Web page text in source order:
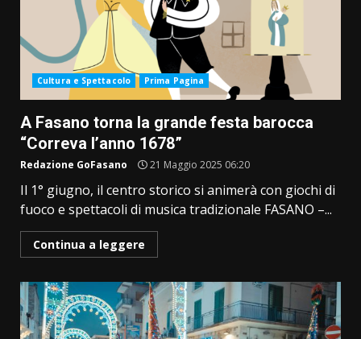
Cultura e Spettacolo Prima Pagina
A Fasano torna la grande festa barocca
“Correva l’anno 1678”
Redazione GoFasano 21 Maggio 2025 06:20
Il 1° giugno, il centro storico si animerà con giochi di
fuoco e spettacoli di musica tradizionale FASANO –...
Continua a leggere